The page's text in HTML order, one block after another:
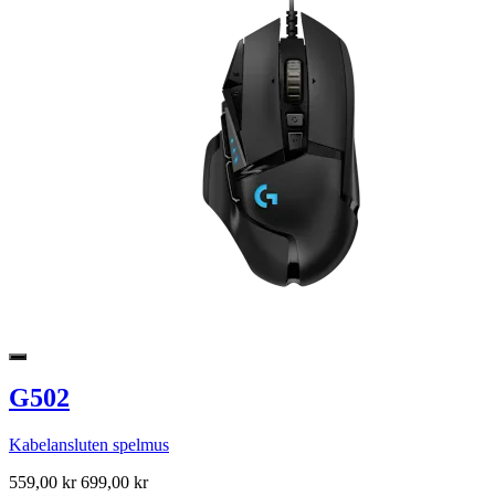
G502
Kabelansluten spelmus
559,00 kr 699,00 kr